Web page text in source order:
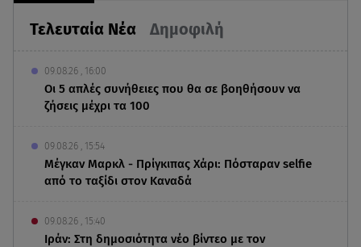
Τελευταία Νέα Δημοφιλή
09.08.26 , 16:00
Οι 5 απλές συνήθειες που θα σε βοηθήσουν να
ζήσεις μέχρι τα 100
09.08.26 , 15:54
Μέγκαν Μαρκλ - Πρίγκιπας Χάρι: Πόσταραν selfie
από το ταξίδι στον Καναδά
09.08.26 , 15:40
Ιράν: Στη δημοσιότητα νέο βίντεο με τον